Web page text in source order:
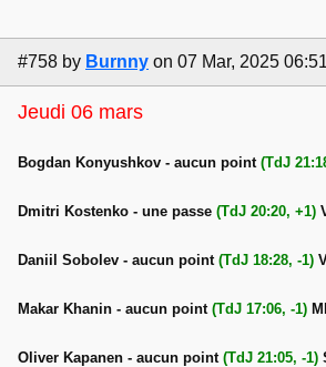
#758 by Burnny on 07 Mar, 2025 06:51
Jeudi 06 mars
Bogdan Konyushkov - aucun point (TdJ
Dmitri Kostenko - une passe (TdJ 20:20, +1)
Daniil Sobolev - aucun point (TdJ 18:28, -1)
Makar Khanin - aucun point (TdJ 17:06, -1)
Oliver Kapanen - aucun point (TdJ 21:05, -1)